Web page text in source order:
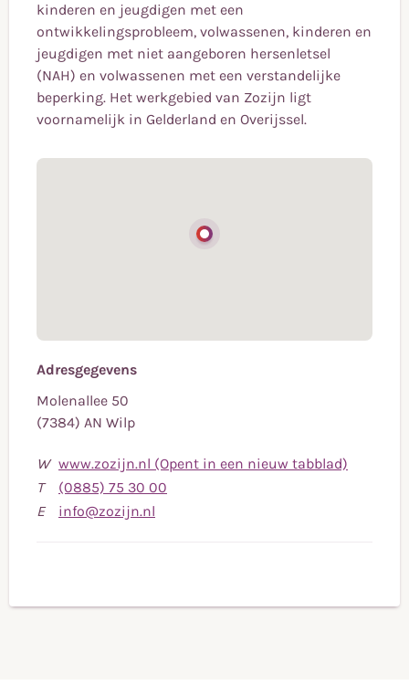
kinderen en jeugdigen met een
ontwikkelingsprobleem, volwassenen, kinderen en
jeugdigen met niet aangeboren hersenletsel
(NAH) en volwassenen met een verstandelijke
beperking. Het werkgebied van Zozijn ligt
voornamelijk in Gelderland en Overijssel.
Adresgegevens
Molenallee 50
(7384) AN Wilp
W www.zozijn.nl (Opent in een nieuw tabblad)
T
(0885) 75 30 00
30
E info@zozijn.nl
naar